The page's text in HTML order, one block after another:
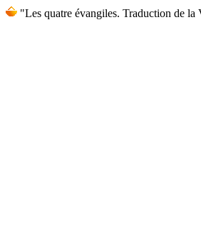
"Les quatre évangiles. Traduction de la